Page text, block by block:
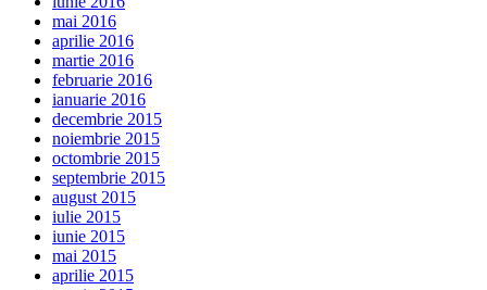
mai 2016
aprilie 2016
martie 2016
februarie 2016
ianuarie 2016
decembrie 2015
noiembrie 2015
octombrie 2015
septembrie 2015
august 2015
iulie 2015
iunie 2015
mai 2015
aprilie 2015